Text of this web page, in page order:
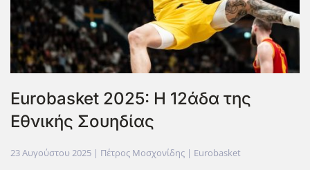
Eurobasket 2025: Η 12άδα της
Εθνικής Σουηδίας
23 Αυγούστου 2025 | Πέτρος Μοσχονίδης | Eurobasket